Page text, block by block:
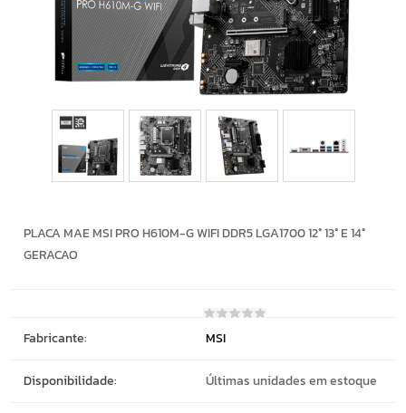
PLACA MAE MSI PRO H610M-G WIFI DDR5 LGA1700 12° 13° E 14°
GERACAO
Fabricante: MSI
Disponibilidade: Últimas unidades em estoque